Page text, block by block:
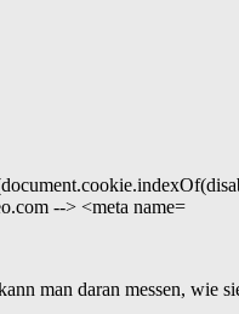
man daran messen, wie